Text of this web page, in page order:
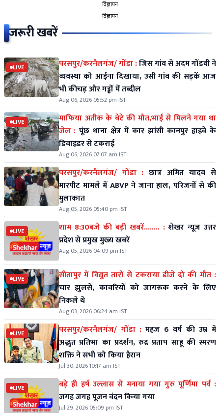
विज्ञापन
विज्ञापन
जरूरी खबरें
LIVE परसपुर/करनैलगंज/ गोंडा :जिस गांव से अदम गोंडवी ने
व्यवस्था को आईना दिखाया, उसी गांव की सड़कें आज
भी कीचड़ और गड्ढों में तब्दील
Aug 06, 2026 05:52 pm IST
LIVE
माफिया अतीक के बेटे की मौत,भाई से मिलने गया था
जेल : पूंछ थाना क्षेत्र में कार झांसी कानपुर हाइवे के
डिवाइडर से टकराई
Aug 06, 2026 07:07 am IST
परसपुर/करनैलगंज/ गोंडा : छात्र अमित यादव से
मारपीट मामले में ABVP ने जाना हाल, परिजनों से की
मुलाकात
Aug 05, 2026 05:40 pm IST
LIVE शाम 8:30बजे की बड़ी खबरें........ : शेखर न्यूज़ उत्तर
प्रदेश से प्रमुख मुख्य खबरें
Aug 05, 2026 04:09 pm IST
LIVE
सीतापुर में विद्युत तारों से टकराया डीजे दो की मौत :
चार झुलसे, कावरियों को जागरूक करने के लिए
निकले थे
Aug 03, 2026 06:24 am IST
LIVE परसपुर/करनैलगंज/ गोंडा : महज 6 वर्ष की उम्र में
अद्भुत प्रतिभा का प्रदर्शन, रुद्र प्रताप साहू की स्मरण
शक्ति ने सभी को किया हैरान
Jul 30, 2026 10:17 am IST
LIVE
बड़े ही हर्ष उल्लास से मनाया गया गुरु पूर्णिमा पर्व :
जगह जगह पूजन वंदन किया गया
Jul 29, 2026 05:09 pm IST